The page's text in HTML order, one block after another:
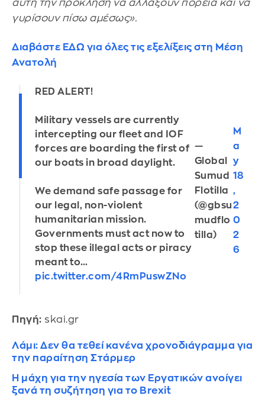
αυτή την πρόκληση να αλλάξουν πορεία και να
γυρίσουν πίσω αμέσως».
Διαβάστε ΕΔΩ για όλες τις εξελίξεις στη Μέση
Ανατολή
RED ALERT!
Military vessels are currently
intercepting our fleet and IOF
forces are boarding the first of
our boats in broad daylight.
We demand safe passage for
our legal, non-violent
humanitarian mission.
Governments must act now to
stop these illegal acts or piracy
meant to…
pic.twitter.com/4RmPuswZNo
—
Global
Sumud
Flotilla
(@gbsu
mudflo
tilla)
M
a
y
18
,
2
0
2
6
Πηγή: skai.gr
Λάμι: Δεν θα τεθεί κανένα χρονοδιάγραμμα για
την παραίτηση Στάρμερ
Η μάχη για την ηγεσία των Εργατικών ανοίγει
ξανά τη συζήτηση για το Brexit